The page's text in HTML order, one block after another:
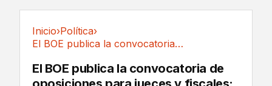
Inicio›Política›
El BOE publica la convocatoria de oposiciones...
El BOE publica la convocatoria de